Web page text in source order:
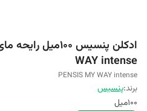
WAY intense
PENSIS MY WAY intense
برند:پنسیس
100میل